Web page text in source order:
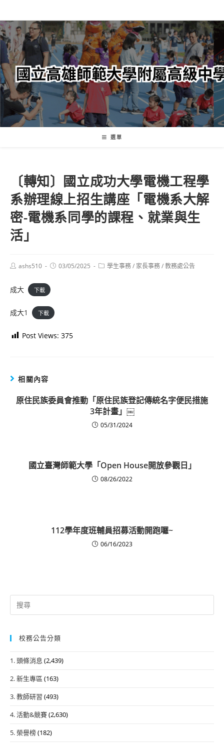
轉
至
主
內
容
選單
〔轉知〕國立成功大學電機工程學
系辦理線上招生講座「電機系大解
密-電機系同學的課程、就業與生
活」
Postashs510
Post03/05/2025
Post學生事務/ 家長事務/教務處公告
成大 下載
成大1 下載
Post Views: 375
相關內容
原住民族委員會推動「原住民族登記傳統名字便民措施
3年計畫」￼
05/31/2024
國立臺灣師範大學「Open House開放參觀日」
08/26/2022
112學年度班輔員招募活動開跑囉~
06/16/2023
Search
for:
校務公告分類
1. 頭條消息 (2,439)
2. 新生專區 (163)
3. 教師研習 (493)
4. 活動&競賽(2,630)
5. 榮譽榜(182)